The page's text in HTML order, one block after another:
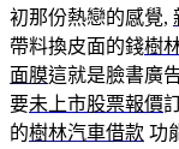
初那份熱戀的感覺,
帶料換皮面的錢樹
面膜這就是臉書廣
要未上市股票報價
的樹林汽車借款 功